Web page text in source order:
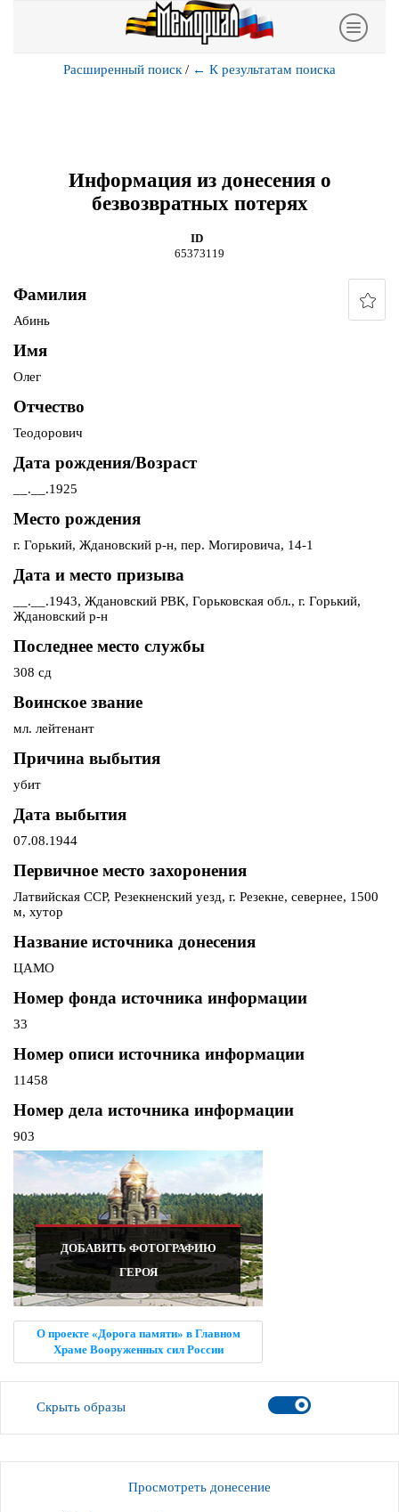
Расширенный поиск / ← К результатам поиска
Информация из донесения о
безвозвратных потерях
ID
65373119
Фамилия
Абинь
Имя
Олег
Отчество
Теодорович
Дата рождения/Возраст
__.__.1925
Место рождения
г. Горький, Ждановский р-н, пер. Могировича, 14-1
Дата и место призыва
__.__.1943, Ждановский РВК, Горьковская обл., г. Горький,
Ждановский р-н
Последнее место службы
308 сд
Воинское звание
мл. лейтенант
Причина выбытия
убит
Дата выбытия
07.08.1944
Первичное место захоронения
Латвийская ССР, Резекненский уезд, г. Резекне, севернее, 1500
м, хутор
Название источника донесения
ЦАМО
Номер фонда источника информации
33
Номер описи источника информации
11458
Номер дела источника информации
903
ДОБАВИТЬ ФОТОГРАФИЮ
ГЕРОЯ
О проекте «Дорога памяти» в Главном
Храме Вооруженных сил России
Скрыть образы
Просмотреть донесение